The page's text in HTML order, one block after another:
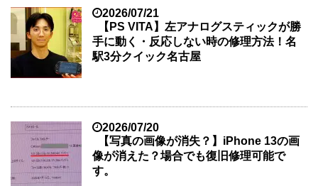
2026/07/21
【PS VITA】左アナログスティックが勝
手に動く・反応しない時の修理方法！名
駅3分クイック名古屋
2026/07/20
【写真の画像が消失？】iPhone 13の画
像が消えた？場合でも復旧修理可能で
す。